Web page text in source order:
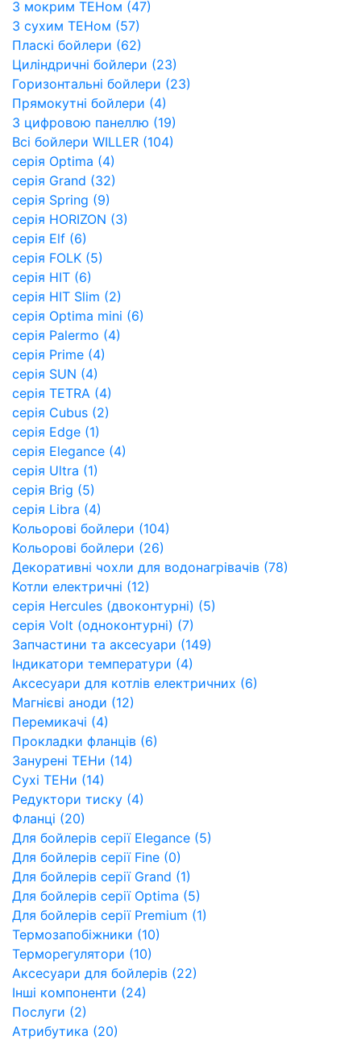
З мокрим ТЕНом (47)
З сухим ТЕНом (57)
Пласкі бойлери (62)
Циліндричні бойлери (23)
Горизонтальні бойлери (23)
Прямокутні бойлери (4)
З цифровою панеллю (19)
Всі бойлери WILLER (104)
серія Optima (4)
серія Grand (32)
серія Spring (9)
cерія HORIZON (3)
серія Elf (6)
серія FOLK (5)
серія HIT (6)
серія HIT Slim (2)
серія Optima mini (6)
серія Palermo (4)
серія Prime (4)
серія SUN (4)
серія TETRA (4)
серія Cubus (2)
серія Edge (1)
серія Elegance (4)
серія Ultra (1)
серія Brig (5)
серія Libra (4)
Кольорові бойлери (104)
Кольорові бойлери (26)
Декоративні чохли для водонагрівачів (78)
Котли електричні (12)
серія Hercules (двоконтурні) (5)
серія Volt (одноконтурні) (7)
Запчастини та аксесуари (149)
Індикатори температури (4)
Аксесуари для котлів електричних (6)
Магнієві аноди (12)
Перемикачі (4)
Прокладки фланців (6)
Занурені ТЕНи (14)
Сухі ТЕНи (14)
Редуктори тиску (4)
Фланці (20)
Для бойлерів серії Elegance (5)
Для бойлерів серії Fine (0)
Для бойлерів серії Grand (1)
Для бойлерів серії Optima (5)
Для бойлерів серії Premium (1)
Термозапобіжники (10)
Терморегулятори (10)
Аксесуари для бойлерів (22)
Інші компоненти (24)
Послуги (2)
Атрибутика (20)